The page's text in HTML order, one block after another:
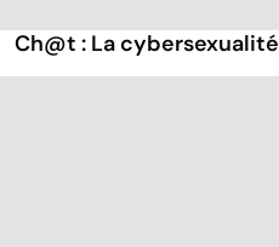
Ch@t : La cybersexualité